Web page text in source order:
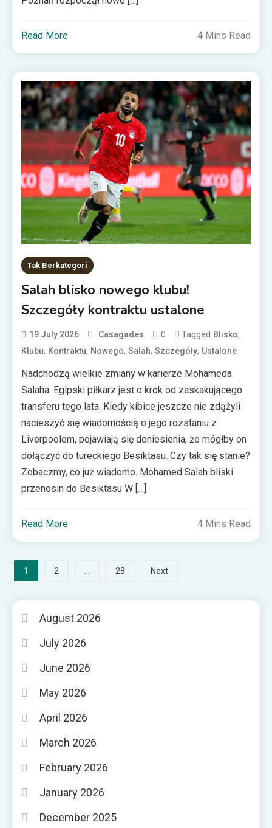
Read More 4 Mins Read
Tak Berkategori
Salah blisko nowego klubu!
Szczegóły kontraktu ustalone
19 July 2026 Casagades 0 Tagged Blisko,
Klubu, Kontraktu, Nowego,Salah,Szczegóły, Ustalone
Nadchodzą wielkie zmiany w karierze Mohameda
Salaha. Egipski piłkarz jest o krok od zaskakującego
transferu tego lata. Kiedy kibice jeszcze nie zdążyli
nacieszyć się wiadomością o jego rozstaniu z
Liverpoolem, pojawiają się doniesienia, że mógłby on
dołączyć do tureckiego Besiktasu. Czy tak się stanie?
Zobaczmy, co już wiadomo. Mohamed Salah bliski
przenosin do Besiktasu W […]
Read More 4 Mins Read
Posts
pagination
1 2 … 28 Next
August 2026
July 2026
June 2026
May 2026
April 2026
March 2026
February 2026
January 2026
December 2025